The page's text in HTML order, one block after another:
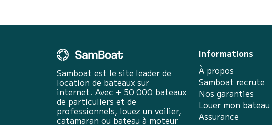
Samboat est le site leader de
location de bateaux sur
internet. Avec + 50 000 bateaux
de particuliers et de
professionnels, louez un voilier,
catamaran ou bateau à moteur
Informations
À propos
Samboat recrute
Nos garanties
Louer mon bateau
Assurance